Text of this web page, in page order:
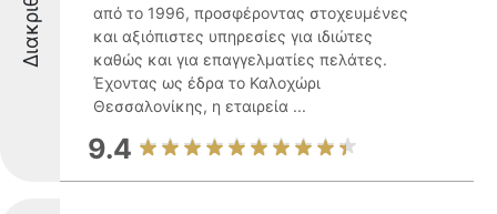
από το 1996, προσφέροντας στοχευμένες
και αξιόπιστες υπηρεσίες για ιδιώτες
καθώς και για επαγγελματίες πελάτες.
Έχοντας ως έδρα το Καλοχώρι
Θεσσαλονίκης, η εταιρεία ...
9.4